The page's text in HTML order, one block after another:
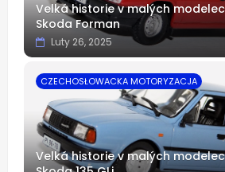
Velká historie v malých
Skoda Forman
Luty 26, 2025
CZECHOSŁOWACKA MOTORYZACJA
Velká historie v malých